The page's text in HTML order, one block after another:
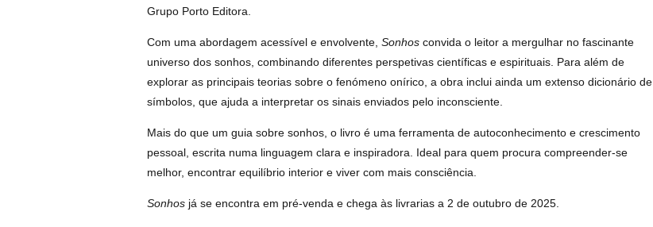
Grupo Porto Editora.
Com uma abordagem acessível e envolvente, Sonhos convida o leitor a mergulhar no fascinante
universo dos sonhos, combinando diferentes perspetivas científicas e espirituais. Para além de
explorar as principais teorias sobre o fenómeno onírico, a obra inclui ainda um extenso dicionário de
símbolos, que ajuda a interpretar os sinais enviados pelo inconsciente.
Mais do que um guia sobre sonhos, o livro é uma ferramenta de autoconhecimento e crescimento
pessoal, escrita numa linguagem clara e inspiradora. Ideal para quem procura compreender-se
melhor, encontrar equilíbrio interior e viver com mais consciência.
Sonhos já se encontra em pré-venda e chega às livrarias a 2 de outubro de 2025.